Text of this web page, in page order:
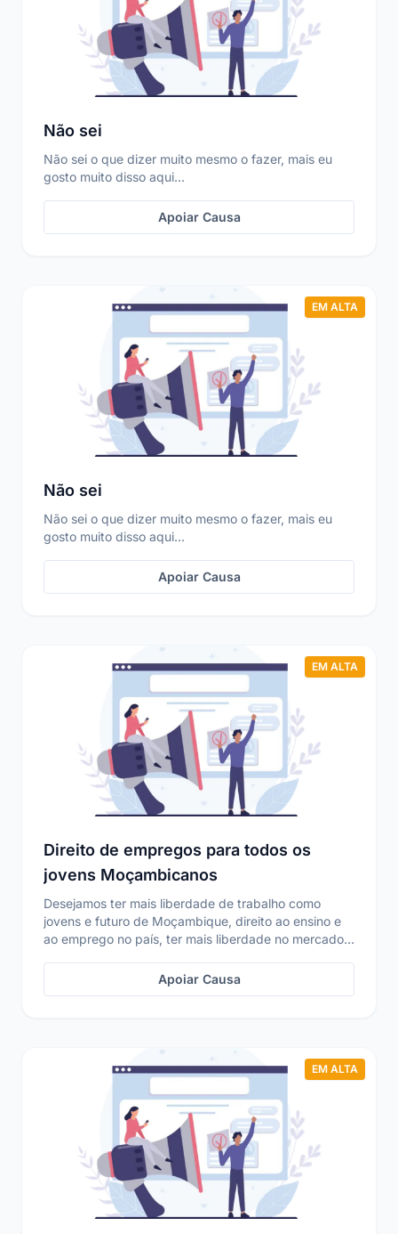
Não sei
Não sei o que dizer muito mesmo o fazer, mais eu
gosto muito disso aqui...
Apoiar Causa
EM ALTA
Não sei
Não sei o que dizer muito mesmo o fazer, mais eu
gosto muito disso aqui...
Apoiar Causa
EM ALTA
Direito de empregos para todos os
jovens Moçambicanos
Desejamos ter mais liberdade de trabalho como
jovens e futuro de Moçambique, direito ao ensino e
ao emprego no país, ter mais liberdade no mercado
Apoiar Causa
EM ALTA